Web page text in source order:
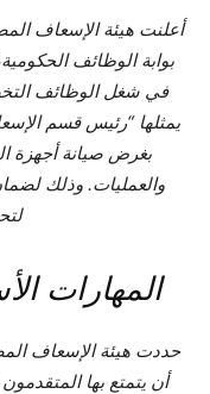
أعلنت هيئة الإسعاف
بوابة الوظائف
في شغل الوظائف
يمثلها “رئيس قسم
بغرض صيانة أجهزة
والعمليات. وذلك
المهارات
حددت هيئة الإسعاف
أن يتمتع بها